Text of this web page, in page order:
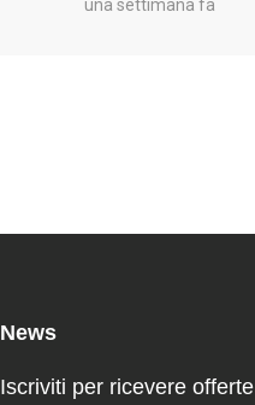
una settimana fa
News
Iscriviti per ricevere offerte